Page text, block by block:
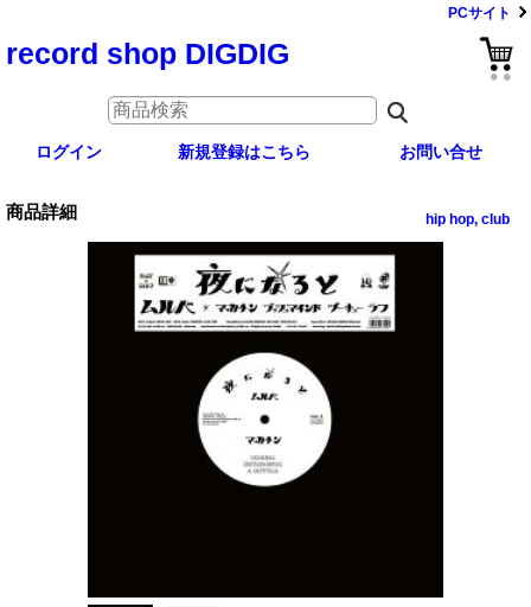
PCサイト
record shop DIGDIG
ログイン 新規登録はこちら お問い合せ
商品詳細 hip hop, club